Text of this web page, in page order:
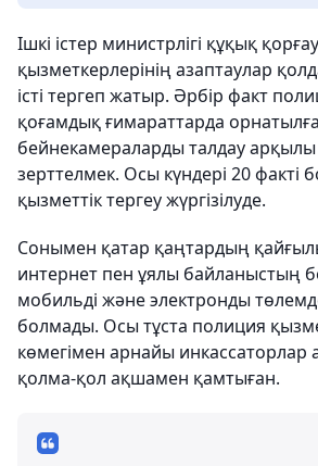
Ішкі істер министрлігі құқық
қызметкерлерінің азаптаулар
істі тергеп жатыр. Әрбір факт
қоғамдық ғимараттарда
бейнекамераларды талдау
зерттелмек. Осы күндері 20 факті
қызметтік тергеу жүргізілуде.
Сонымен қатар қаңтардың
интернет пен ұялы байланыстың
мобильді және электронды
болмады. Осы тұста полиция
көмегімен арнайы инкассаторлар
қолма-қол ақшамен қамтыған.